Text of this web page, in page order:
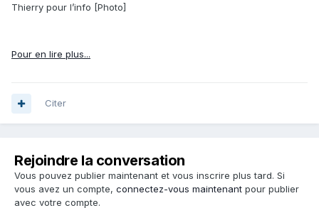
Thierry pour l’info [Photo]
Pour en lire plus...
Citer
Rejoindre la conversation
Vous pouvez publier maintenant et vous inscrire plus tard. Si
vous avez un compte, connectez-vous maintenant pour publier
avec votre compte.